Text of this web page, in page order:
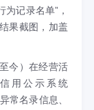
记录名单”，
果截图，加盖
今）在经营活
用公示系统
常名录信息、